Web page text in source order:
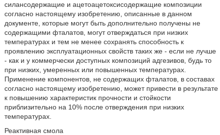
силансодержащие и ацетоацетоксисодержащие композиции
согласно настоящему изобретению, описанные в данном
документе, которые могут быть дополнительно получены не
содержащими фталатов, могут отверждаться при низких
температурах и тем не менее сохранять способность к
проявлению эксплуатационных свойств таких же - если не лучше
- как и у коммерчески доступных композиций адгезивов, будь то
при низких, умеренных или повышенных температурах.
Применение компонентов, не содержащих фталатов, в составах
согласно настоящему изобретению, может привести в результате
к повышению характеристик прочности и стойкости
приблизительно на 10% после отверждения при низких
температурах.
Реактивная смола